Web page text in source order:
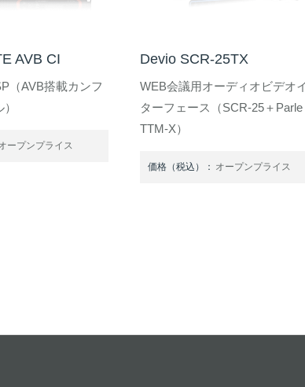
AVB CI
（AVB搭載カンフ
ープンプライス
Devio SCR-25TX
WEB会議用オーディオビデオ
ターフェース（SCR-25＋Parle
TTM-X）
価格（税込）： オープンプライス